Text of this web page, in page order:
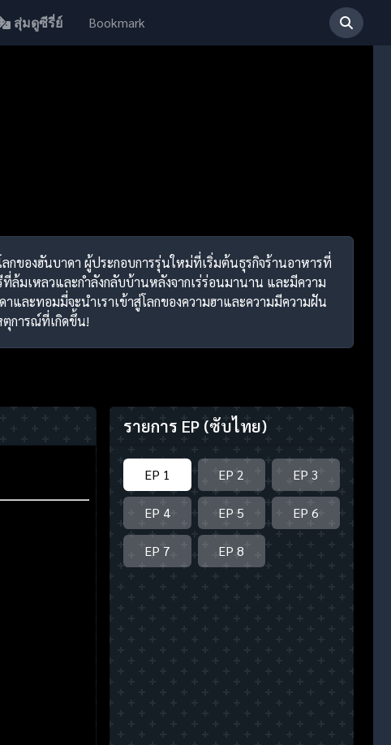
สุ่มดูซีรี่ย์ Bookmark
กของฮันบาดา ผู้ประกอบการรุ่นใหม่ที่เริ่มต้นธุรกิจร้านอาหารที่
ล้มเหลวและกำลังกลับบ้านหลังจากเร่ร่อนมานาน และมีความ
และทอมมี่จะนำเราเข้าสู่โลกของความฮาและความมีความฝัน
ตุการณ์ที่เกิดขึ้น!
รายการ EP (ซับไทย)
EP 1 EP 2 EP 3
EP 4 EP 5 EP 6
EP 7 EP 8